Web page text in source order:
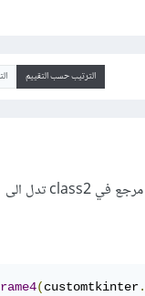
الترتيب حسب التقييم
(customtkinter.